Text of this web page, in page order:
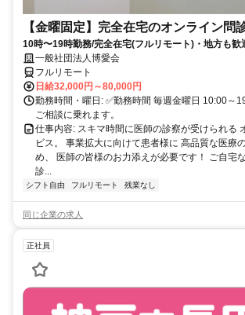
【金曜固定】完全在宅のオンライン問
10時〜19時勤務/完全在宅(フルリモート)・地方も歓
業務一般社団法人博愛会
フルリモート
日給32,000円～80,000円
勤務時間・曜日: ✅勤務時間 毎週金曜日 10:00～
ご相談に乗れます。
仕事内容: スキマ時間に医師の診察が受けられる
ビス。 事業拡大に向けて患者様に 高品質な医療
め、 医師の皆様のお力添えが必要です！ ご自宅
診...
シフト自由 フルリモート 残業なし
同じ企業の求人
正社員